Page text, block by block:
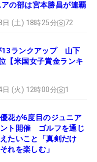
の部は宮本勝昌が連覇
日 (土) 18時25分 72
13ランクアップ 山下
【米国女子賞金ランキ
日 (火) 12時00分 1
花が6度目のジュニア
ト開催 ゴルフを通じ
たいこと「真剣だけ
れを楽しむ」